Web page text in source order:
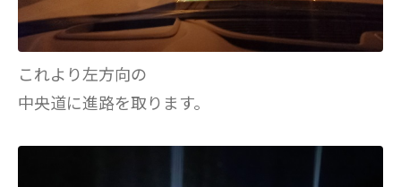
これより左方向の
中央道に進路を取ります。